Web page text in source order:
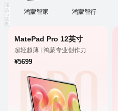
鸿蒙智家 鸿蒙智行
MatePad Pro 12英寸
超轻超薄
鸿蒙专业创作力
超长续航
¥5699